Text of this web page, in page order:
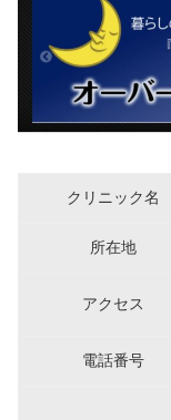
クリニック名
所在地
アクセス
電話番号